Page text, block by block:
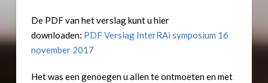
De PDF van het verslag kunt u hier
downloaden: PDF Verslag InterRAi symposium 16
november 2017
Het was een genoegen u allen te ontmoeten en met